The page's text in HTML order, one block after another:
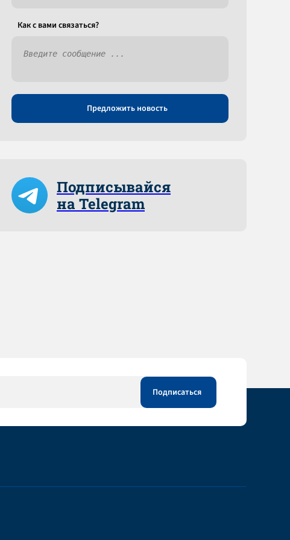
Как c вами связаться?
Предложить новость
Подписывайся
на Telegram